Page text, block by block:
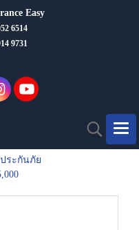
Easy
6514
9731
ระกันภัย